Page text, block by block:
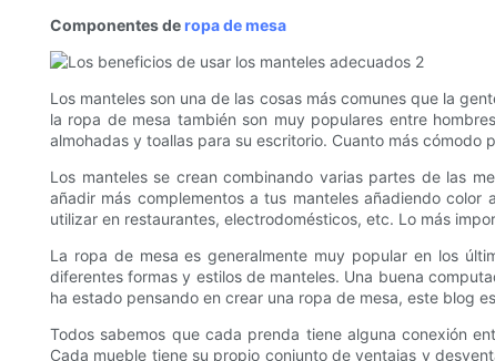
Componentes deropa de mesa
Los manteles son una de las cosas más comunes que la
la ropa de mesa también son muy populares entre
almohadas y toallas para su escritorio. Cuanto más cómodo
Los manteles se crean combinando varias partes de las
añadir más complementos a tus manteles añadiendo
utilizar en restaurantes, electrodomésticos, etc. Lo más
La ropa de mesa es generalmente muy popular en los
diferentes formas y estilos de manteles. Una buena
ha estado pensando en crear una ropa de mesa, este blog
Todos sabemos que cada prenda tiene alguna conexión
Cada mueble tiene su propio conjunto de ventajas y